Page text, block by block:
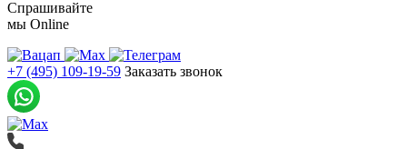
Спрашивайте
мы Online
+7 (495) 109-19-59 Заказать звонок